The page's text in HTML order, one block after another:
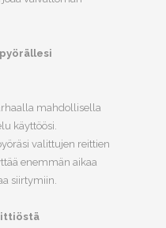
mahdollisella
käyttöösi.
valittujen reittien
enemmän aikaa
siirtymiin.